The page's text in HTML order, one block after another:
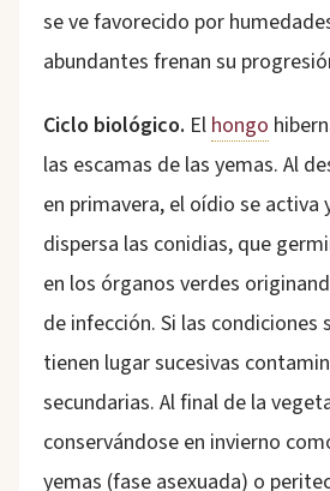
se ve favorecido por
abundantes frenan su
Ciclo biológico. El hongo
las escamas de las yemas. Al
en primavera, el oídio se activa
dispersa las conidias, que
en los órganos verdes
de infección. Si las condiciones
tienen lugar sucesivas
secundarias. Al final de la
conservándose en invierno
yemas (fase asexuada) o